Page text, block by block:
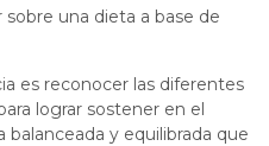
una dieta a base de
es reconocer las diferentes
lograr sostener en el
y equilibrada que